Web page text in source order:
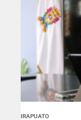
IRAPUATO